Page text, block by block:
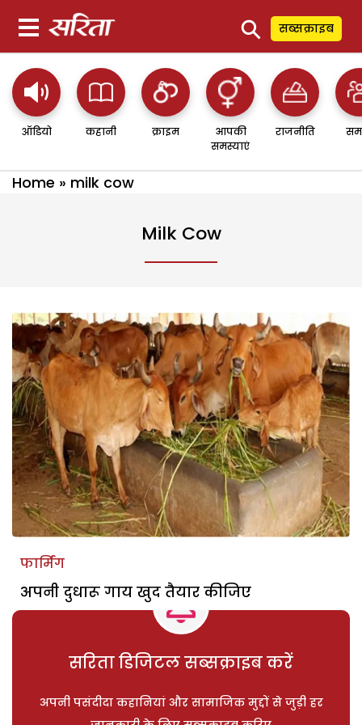
⚲ सब्सक्राइब
ऑडियो कहानी क्राइम
आपकी
समस्याएं
राजनीति
Home » milk cow
Milk Cow
फार्मिंग
अपनी दुधारू गाय खुद तैयार कीजिए
सरिता डिजिटल सब्सक्राइब करें
अपनी पसंदीदा कहानियां और सामाजिक मुद्दों से जुड़ी हर